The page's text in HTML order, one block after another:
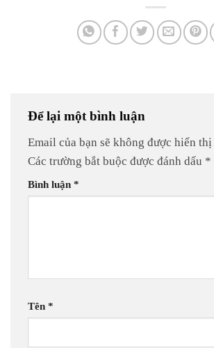
Để lại một bình luận
Email của bạn sẽ không được hiển thị
Các trường bắt buộc được đánh dấu *
Bình luận *
Tên *